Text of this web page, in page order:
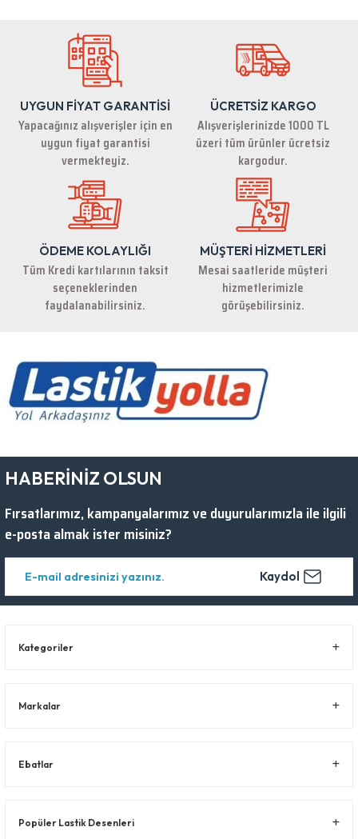
Ürün resmi kalitesiz, bozuk veya görüntülenemiyor.
Ürün açıklamasında eksik bilgiler bulunuyor.
Ürün bilgilerinde hatalar bulunuyor.
Ürün fiyatı diğer sitelerden daha pahalı.
Bu ürüne benzer farklı alternatifler olmalı.
UYGUN FİYAT GARANTİSİ
Yapacağınız alışverişler için en
uygun fiyat garantisi
vermekteyiz.
ÜCRETSİZ KARGO
Alışverişlerinizde 1000 TL
üzeri tüm ürünler ücretsiz
kargodur.
ÖDEME KOLAYLIĞI
Tüm Kredi kartılarının taksit
seçeneklerinden
faydalanabilirsiniz.
MÜŞTERİ HİZMETLERİ
Mesai saatleride müşteri
hizmetlerimizle
görüşebilirsiniz.
HABERİNİZ OLSUN
Fırsatlarımız, kampanyalarımız ve duyurularımızla ile ilgili
e-posta almak ister misiniz?
Kaydol
Kategoriler
Markalar
Ebatlar
Popüler Lastik Desenleri